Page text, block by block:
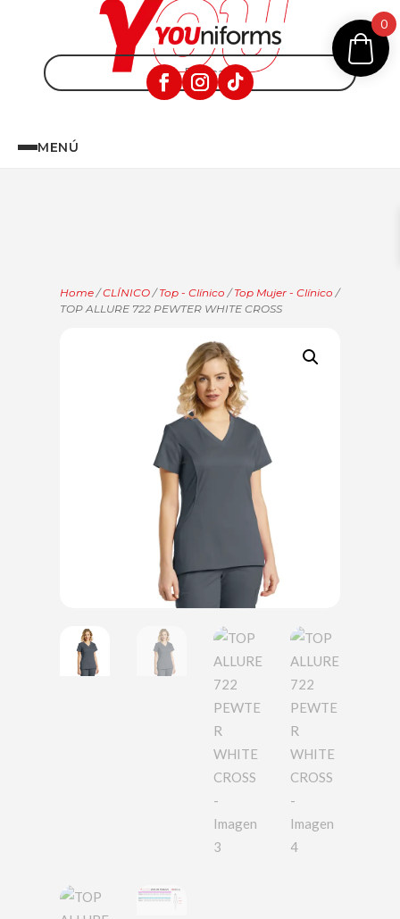
MENÚ
Home /CLÍNICO /Top - Clínico /Top Mujer - Clínico /
TOP ALLURE 722 PEWTER WHITE CROSS
0